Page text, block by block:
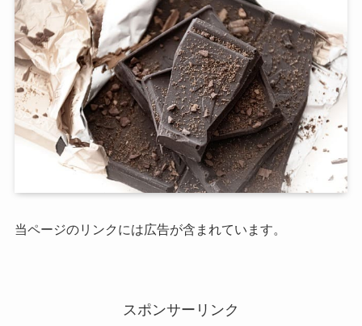
当ページのリンクには広告が含まれています。
スポンサーリンク